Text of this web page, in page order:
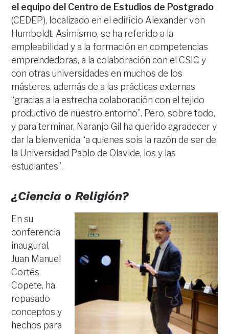
el equipo del Centro de Estudios de Postgrado
(CEDEP), localizado en el edificio Alexander von
Humboldt. Asimismo, se ha referido a la
empleabilidad y a la formación en competencias
emprendedoras, a la colaboración con el CSIC y
con otras universidades en muchos de los
másteres, además de a las prácticas externas
“gracias a la estrecha colaboración con el tejido
productivo de nuestro entorno”. Pero, sobre todo,
y para terminar, Naranjo Gil ha querido agradecer y
dar la bienvenida “a quienes sois la razón de ser de
la Universidad Pablo de Olavide, los y las
estudiantes”.
¿Ciencia o Religión?
En su
conferencia
inaugural,
Juan Manuel
Cortés
Copete, ha
repasado
conceptos y
hechos para